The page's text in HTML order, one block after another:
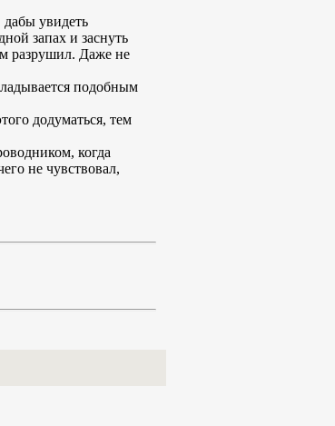
дабы увидеть
запах и заснуть
разрушил. Даже не
подобным
додуматься, тем
когда
не чувствовал,